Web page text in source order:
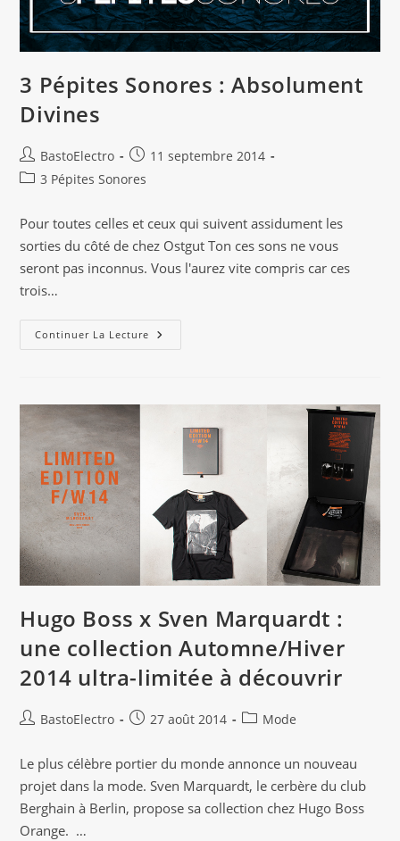
3 Pépites Sonores : Absolument
Divines
Auteur/autrice
de
BastoElectro
Publication
publiée :
11 septembre 2014
Post3 Pépites Sonores
Pour toutes celles et ceux qui suivent assidument les
sorties du côté de chez Ostgut Ton ces sons ne vous
seront pas inconnus. Vous l'aurez vite compris car ces
trois…
Continuer La Lecture
Pépites
Hugo Boss x Sven Marquardt :
une collection Automne/Hiver
2014 ultra-limitée à découvrir
Auteur/autrice
la
publication :
BastoElectro
Publication
27 août 2014
PostMode
Le plus célèbre portier du monde annonce un nouveau
projet dans la mode. Sven Marquardt, le cerbère du club
Berghain à Berlin, propose sa collection chez Hugo Boss
Orange. …